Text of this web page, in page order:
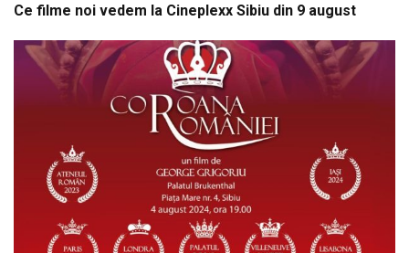
Ce filme noi vedem la Cineplexx Sibiu din 9 august